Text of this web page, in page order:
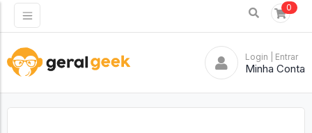
0
Login | Entrar
Minha Conta